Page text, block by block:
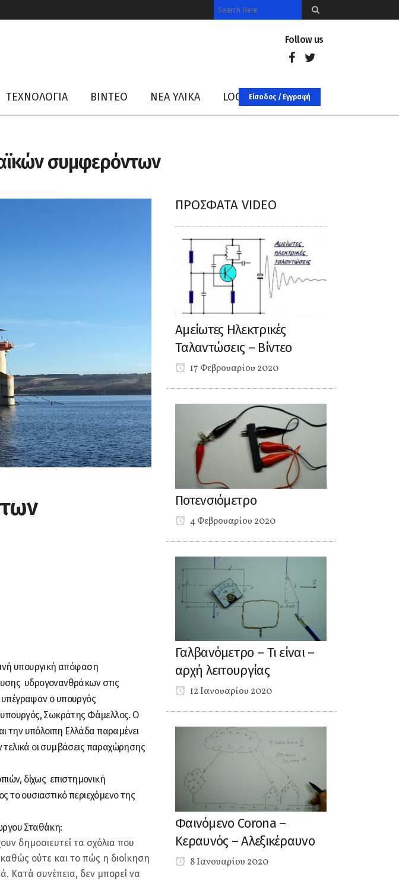
Follow us
ΤΕΧΝΟΛΟΓΙΑ ΒΊΝΤΕΟ ΝΈΑ ΥΛΙΚΑ LOG INΕίσοδος / Εγγραφή
συμφερόντων
υπουργική απόφαση
υδρογονανθράκων στις
υπέγραψαν ο υπουργός
υπουργός, Σωκράτης Φάμελλος. Ο
την υπόλοιπη Ελλάδα παραμένει
τελικά οι συμβάσεις παραχώρησης
δίχως επιστημονική
ουσιαστικό περιεχόμενο της
Σταθάκη:
δημοσιευτεί τα σχόλια που
ούτε και το πώς η διοίκηση
Κατά συνέπεια, δεν μπορεί να
ΠΡΌΣΦΑΤΑ VIDEO
Αμείωτες Ηλεκτρικές
Ταλαντώσεις – Βίντεο
17 Φεβρουαρίου 2020
Ποτενσιόμετρο
4 Φεβρουαρίου 2020
Γαλβανόμετρο – Τι είναι –
αρχή λειτουργίας
12 Ιανουαρίου 2020
Φαινόμενο Corona –
Κεραυνός – Αλεξικέραυνο
8 Ιανουαρίου 2020